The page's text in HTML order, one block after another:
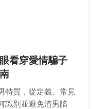
看穿愛情騙子
特質，從定義、常見
識別並避免渣男陷